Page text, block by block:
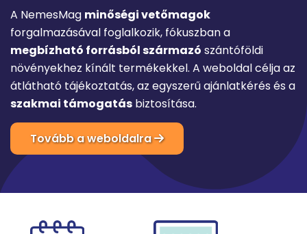
A NemesMag minőségi vetőmagok
forgalmazásával foglalkozik, fókuszban a
megbízható forrásból származó szántóföldi
növényekhez kínált termékekkel. A weboldal célja az
átlátható tájékoztatás, az egyszerű ajánlatkérés és a
szakmai támogatás biztosítása.
Tovább a weboldalra